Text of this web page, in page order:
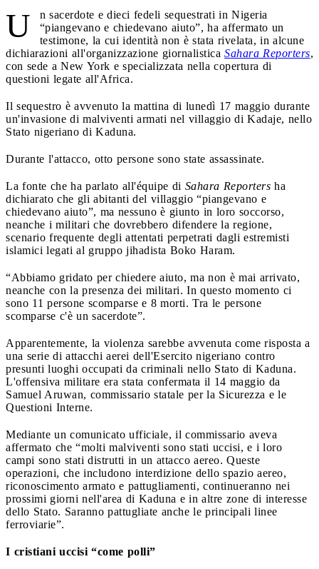
U
n sacerdote e dieci fedeli sequestrati in Nigeria
“piangevano e chiedevano aiuto”, ha affermato un
testimone, la cui identità non è stata rivelata, in alcune
dichiarazioni all'organizzazione giornalistica Sahara Reporters,
con sede a New York e specializzata nella copertura di
questioni legate all'Africa.
Il sequestro è avvenuto la mattina di lunedì 17 maggio durante
un'invasione di malviventi armati nel villaggio di Kadaje, nello
Stato nigeriano di Kaduna.
Durante l'attacco, otto persone sono state assassinate.
La fonte che ha parlato all'équipe di Sahara Reporters ha
dichiarato che gli abitanti del villaggio “piangevano e
chiedevano aiuto”, ma nessuno è giunto in loro soccorso,
neanche i militari che dovrebbero difendere la regione,
scenario frequente degli attentati perpetrati dagli estremisti
islamici legati al gruppo jihadista Boko Haram.
“Abbiamo gridato per chiedere aiuto, ma non è mai arrivato,
neanche con la presenza dei militari. In questo momento ci
sono 11 persone scomparse e 8 morti. Tra le persone
scomparse c'è un sacerdote”.
Apparentemente, la violenza sarebbe avvenuta come risposta a
una serie di attacchi aerei dell'Esercito nigeriano contro
presunti luoghi occupati da criminali nello Stato di Kaduna.
L'offensiva militare era stata confermata il 14 maggio da
Samuel Aruwan, commissario statale per la Sicurezza e le
Questioni Interne.
Mediante un comunicato ufficiale, il commissario aveva
affermato che “molti malviventi sono stati uccisi, e i loro
campi sono stati distrutti in un attacco aereo. Queste
operazioni, che includono interdizione dello spazio aereo,
riconoscimento armato e pattugliamenti, continueranno nei
prossimi giorni nell'area di Kaduna e in altre zone di interesse
dello Stato. Saranno pattugliate anche le principali linee
ferroviarie”.
I cristiani uccisi “come polli”